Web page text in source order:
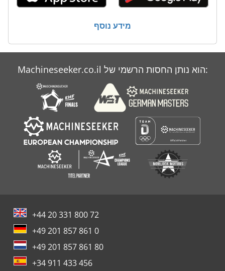
מידע נוסף
Machineseeker.co.il הוא נותן החסות הרשמי של:
+44 20 331 800 72
+49 201 857 861 0
+49 201 857 861 80
+34 911 433 456